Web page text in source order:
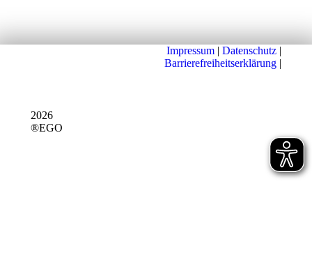
2026
®EGO
Impressum | Datenschutz |
Barrierefreiheitserklärung |